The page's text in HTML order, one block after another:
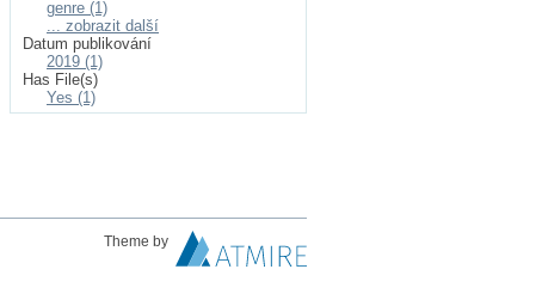
genre (1)
... zobrazit další
Datum publikování
2019 (1)
Has File(s)
Yes (1)
Theme by